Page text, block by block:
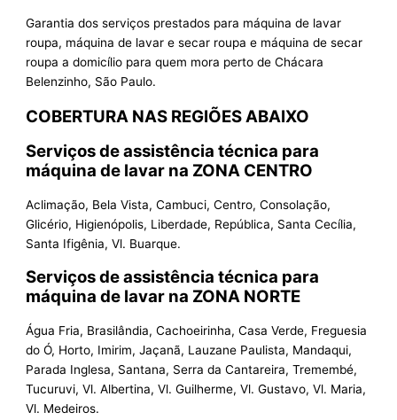
Garantia dos serviços prestados para máquina de lavar
roupa, máquina de lavar e secar roupa e máquina de secar
roupa a domicílio para quem mora perto de Chácara
Belenzinho, São Paulo.
COBERTURA NAS REGIÕES ABAIXO
Serviços de assistência técnica para
máquina de lavar na ZONA CENTRO
Aclimação, Bela Vista, Cambuci, Centro, Consolação,
Glicério, Higienópolis, Liberdade, República, Santa Cecília,
Santa Ifigênia, Vl. Buarque.
Serviços de assistência técnica para
máquina de lavar na ZONA NORTE
Água Fria, Brasilândia, Cachoeirinha, Casa Verde, Freguesia
do Ó, Horto, Imirim, Jaçanã, Lauzane Paulista, Mandaqui,
Parada Inglesa, Santana, Serra da Cantareira, Tremembé,
Tucuruvi, Vl. Albertina, Vl. Guilherme, Vl. Gustavo, Vl. Maria,
Vl. Medeiros.